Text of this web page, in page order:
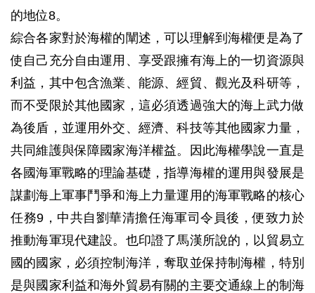
的地位8。
綜合各家對於海權的闡述，可以理解到海權便是為了
使自己充分自由運用、享受跟擁有海上的一切資源與
利益，其中包含漁業、能源、經貿、觀光及科研等，
而不受限於其他國家，這必須透過強大的海上武力做
為後盾，並運用外交、經濟、科技等其他國家力量，
共同維護與保障國家海洋權益。因此海權學說一直是
各國海軍戰略的理論基礎，指導海權的運用與發展是
謀劃海上軍事鬥爭和海上力量運用的海軍戰略的核心
任務9，中共自劉華清擔任海軍司令員後，便致力於
推動海軍現代建設。也印證了馬漢所說的，以貿易立
國的國家，必須控制海洋，奪取並保持制海權，特別
是與國家利益和海外貿易有關的主要交通線上的制海